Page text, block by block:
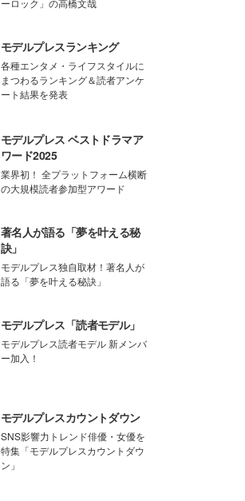
ーロック」の高橋文哉
モデルプレスランキング
各種エンタメ・ライフスタイルに
まつわるランキング＆読者アンケ
ート結果を発表
モデルプレス ベストドラマア
ワード2025
業界初！ 全プラットフォーム横断
の大規模読者参加型アワード
著名人が語る「夢を叶える秘
訣」
モデルプレス独自取材！著名人が
語る「夢を叶える秘訣」
モデルプレス「読者モデル」
モデルプレス読者モデル 新メンバ
ー加入！
モデルプレスカウントダウン
SNS影響力トレンド俳優・女優を
特集「モデルプレスカウントダウ
ン」